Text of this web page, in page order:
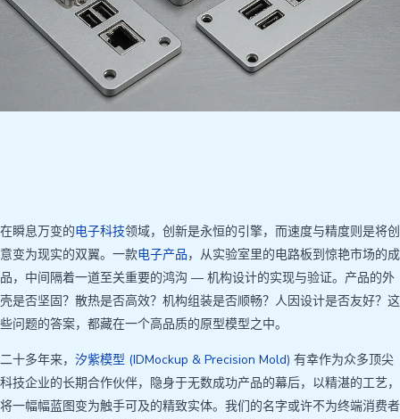
在瞬息万变的电子科技领域，创新是永恒的引擎，而速度与精度则是将创
意变为现实的双翼。一款电子产品，从实验室里的电路板到惊艳市场的成
品，中间隔着一道至关重要的鸿沟 — 机构设计的实现与验证。产品的外
壳是否坚固？散热是否高效？机构组装是否顺畅？人因设计是否友好？这
些问题的答案，都藏在一个高品质的原型模型之中。
二十多年来， 汐紫模型 (IDMockup & Precision Mold) 有幸作为众多顶尖
科技企业的长期合作伙伴，隐身于无数成功产品的幕后，以精湛的工艺，
将一幅幅蓝图变为触手可及的精致实体。我们的名字或许不为终端消费者